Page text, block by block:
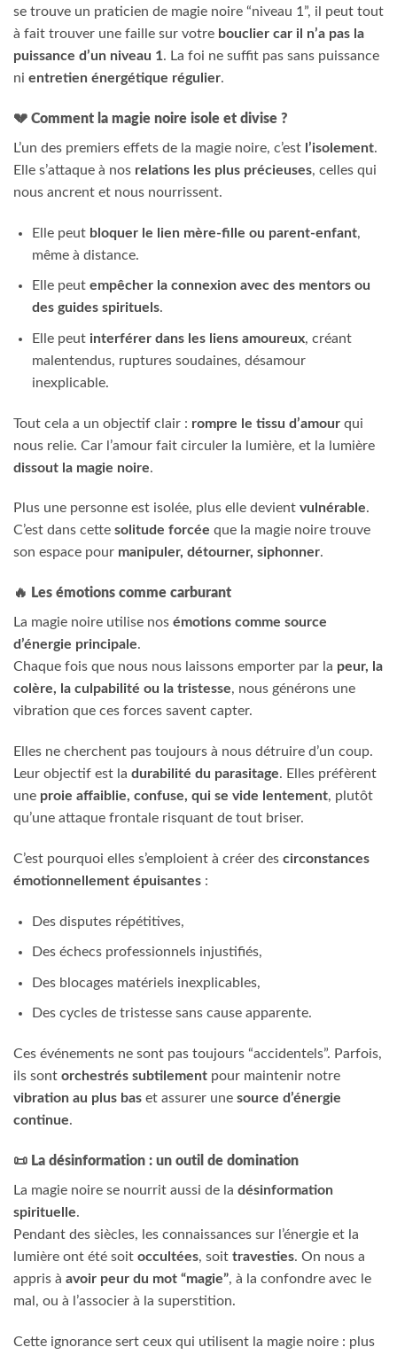
se trouve un praticien de magie noire “niveau 1”, il peut tout
à fait trouver une faille sur votre bouclier car il n’a pas la
puissance d’un niveau 1. La foi ne suffit pas sans puissance
ni entretien énergétique régulier.
💔 Comment la magie noire isole et divise ?
L’un des premiers effets de la magie noire, c’est l’isolement.
Elle s’attaque à nos relations les plus précieuses, celles qui
nous ancrent et nous nourrissent.
Elle peut bloquer le lien mère-fille ou parent-enfant,
même à distance.
Elle peut empêcher la connexion avec des mentors ou
des guides spirituels.
Elle peut interférer dans les liens amoureux, créant
malentendus, ruptures soudaines, désamour
inexplicable.
Tout cela a un objectif clair : rompre le tissu d’amour qui
nous relie. Car l’amour fait circuler la lumière, et la lumière
dissout la magie noire.
Plus une personne est isolée, plus elle devient vulnérable.
C’est dans cette solitude forcée que la magie noire trouve
son espace pour manipuler, détourner, siphonner.
🔥 Les émotions comme carburant
La magie noire utilise nos émotions comme source
d’énergie principale.
Chaque fois que nous nous laissons emporter par la peur, la
colère, la culpabilité ou la tristesse, nous générons une
vibration que ces forces savent capter.
Elles ne cherchent pas toujours à nous détruire d’un coup.
Leur objectif est la durabilité du parasitage. Elles préfèrent
une proie affaiblie, confuse, qui se vide lentement, plutôt
qu’une attaque frontale risquant de tout briser.
C’est pourquoi elles s’emploient à créer des circonstances
émotionnellement épuisantes :
Des disputes répétitives,
Des échecs professionnels injustifiés,
Des blocages matériels inexplicables,
Des cycles de tristesse sans cause apparente.
Ces événements ne sont pas toujours “accidentels”. Parfois,
ils sont orchestrés subtilement pour maintenir notre
vibration au plus bas et assurer une source d’énergie
continue.
📜 La désinformation : un outil de domination
La magie noire se nourrit aussi de la désinformation
spirituelle.
Pendant des siècles, les connaissances sur l’énergie et la
lumière ont été soit occultées, soit travesties. On nous a
appris à avoir peur du mot “magie”, à la confondre avec le
mal, ou à l’associer à la superstition.
Cette ignorance sert ceux qui utilisent la magie noire : plus